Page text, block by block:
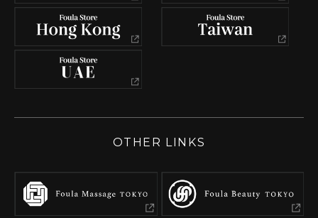
OTHER LINKS